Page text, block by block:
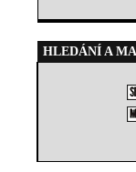
HLEDÁNÍ A